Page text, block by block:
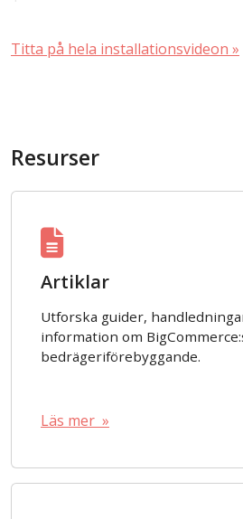
Titta på hela installationsvideon »
Resurser
Artiklar
Utforska guider,
information om
bedrägeriförebyggande.
Läs mer »